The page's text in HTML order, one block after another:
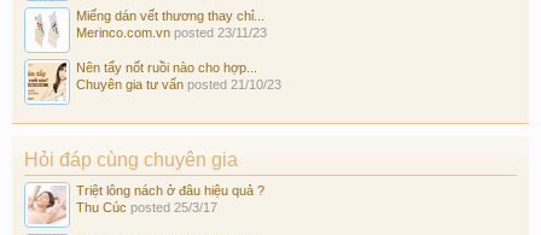
Miếng dán vết thương thay chỉ...
Merinco.com.vn posted 23/11/23
Nên tẩy nốt ruồi nào cho hợp...
Chuyên gia tư vấn posted 21/10/23
Hỏi đáp cùng chuyên gia
Triệt lông nách ở đâu hiệu quả ?
Thu Cúc posted 25/3/17